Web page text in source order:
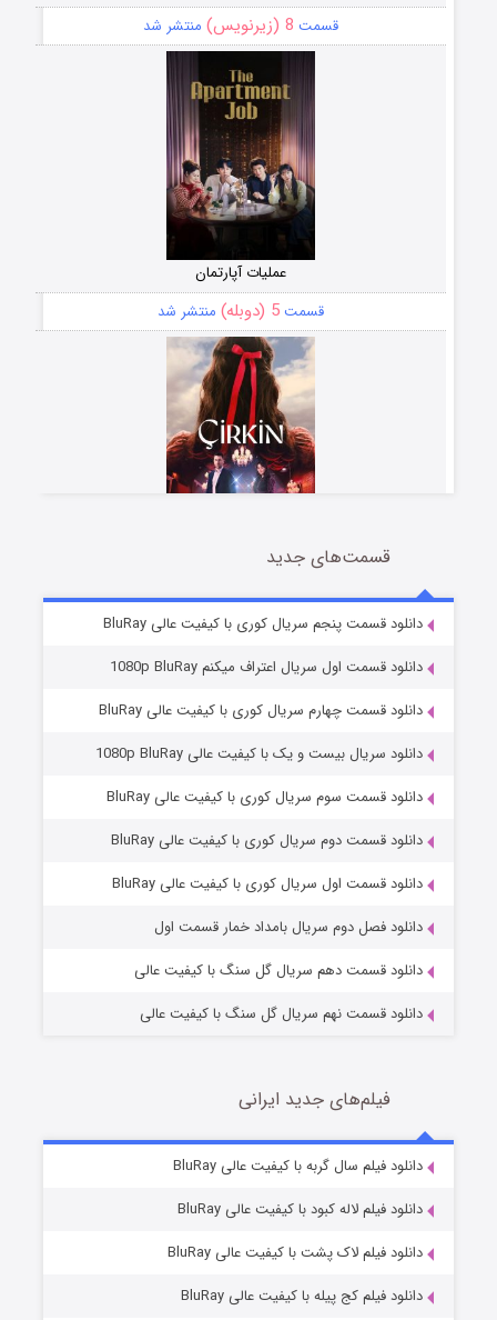
قسمت 8 (زیرنویس) منتشر شد
عملیات آپارتمان
قسمت5 (دوبله) منتشر شد
سریال زشت
قسمت2 (زیرنویس) منتشر شد
مردگان متحرک: شهر مرده ۳
قسمت2 (زیرنویس) منتشر شد
قسمت7 (زیرنویس) منتشر شد
قسمت‌های جدید
دانلود قسمت پنجم سریال کوری با کیفیت عالی BluRay
دانلود قسمت اول سریال اعتراف میکنم 1080p BluRay
دانلود قسمت چهارم سریال کوری با کیفیت عالی BluRay
دانلود سریال بیست و یک با کیفیت عالی 1080p BluRay
دانلود قسمت سوم سریال کوری با کیفیت عالی BluRay
دانلود قسمت دوم سریال کوری با کیفیت عالی BluRay
دانلود قسمت اول سریال کوری با کیفیت عالی BluRay
دانلود فصل دوم سریال بامداد خمار قسمت اول
دانلود قسمت دهم سریال گل سنگ با کیفیت عالی
دانلود قسمت نهم سریال گل سنگ با کیفیت عالی
فیلم‌های جدید ایرانی
دانلود فیلم سال گربه با کیفیت عالی BluRay
دانلود فیلم لاله کبود با کیفیت عالی BluRay
دانلود فیلم لاک پشت با کیفیت عالی BluRay
دانلود فیلم کج‌ پیله با کیفیت عالی BluRay